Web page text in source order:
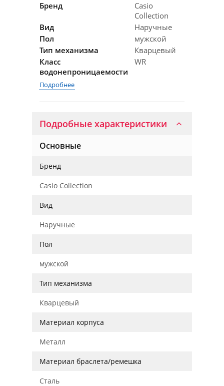
Бренд
Casio
Collection
Вид
Наручные
Пол
мужской
Тип механизма
Кварцевый
Класс
водонепроницаемости
WR
Подробнее
Подробные характеристики
Основные
Бренд
Casio Collection
Вид
Наручные
Пол
мужской
Тип механизма
Кварцевый
Материал корпуса
Металл
Материал браслета/ремешка
Сталь